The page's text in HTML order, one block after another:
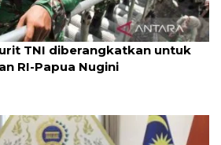
TNI diberangkatkan untuk
RI-Papua Nugini